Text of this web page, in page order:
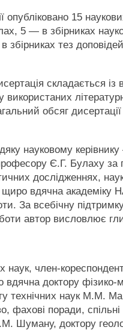
опубліковано 15
5 — в збірниках
тез
складається із
використаних
обсяг
науковому
Є.Г. Булаху за
дослідженнях,
вдячна академіку
За всебічну підтримку
автор висловлює
наук, член-
доктору фізико-
технічних наук М.М.
фахові поради,
Шуману, доктору